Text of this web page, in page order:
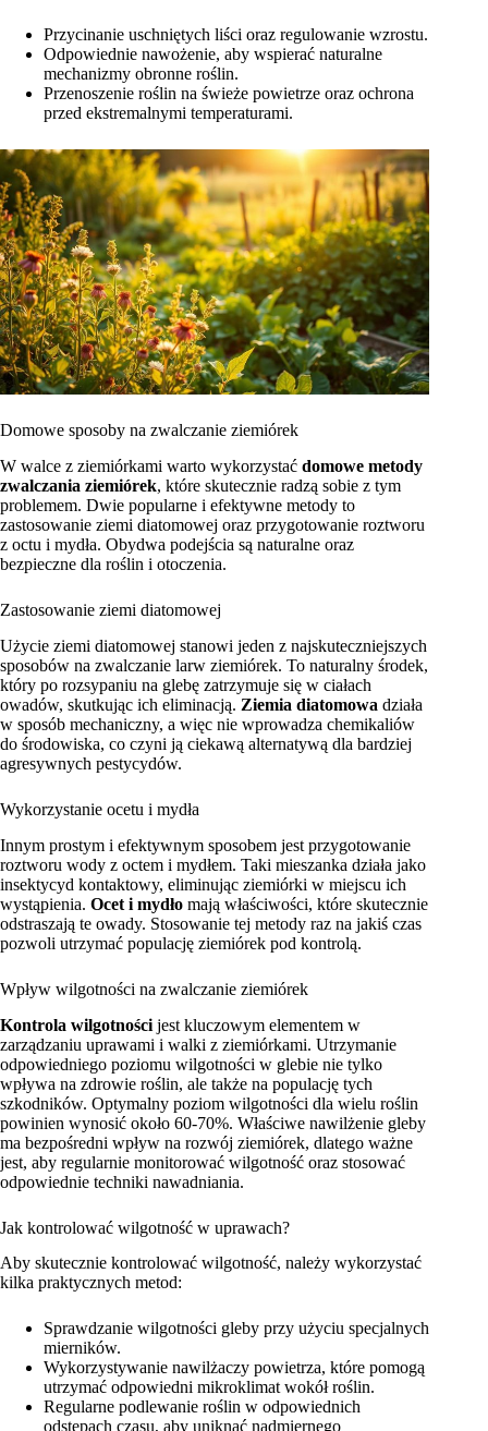
Przycinanie uschniętych liści oraz regulowanie wzrostu.
Odpowiednie nawożenie, aby wspierać naturalne
mechanizmy obronne roślin.
Przenoszenie roślin na świeże powietrze oraz ochrona
przed ekstremalnymi temperaturami.
Domowe sposoby na zwalczanie ziemiórek
W walce z ziemiórkami warto wykorzystać domowe metody
zwalczania ziemiórek, które skutecznie radzą sobie z tym
problemem. Dwie popularne i efektywne metody to
zastosowanie ziemi diatomowej oraz przygotowanie roztworu
z octu i mydła. Obydwa podejścia są naturalne oraz
bezpieczne dla roślin i otoczenia.
Zastosowanie ziemi diatomowej
Użycie ziemi diatomowej stanowi jeden z najskuteczniejszych
sposobów na zwalczanie larw ziemiórek. To naturalny środek,
który po rozsypaniu na glebę zatrzymuje się w ciałach
owadów, skutkując ich eliminacją. Ziemia diatomowa działa
w sposób mechaniczny, a więc nie wprowadza chemikaliów
do środowiska, co czyni ją ciekawą alternatywą dla bardziej
agresywnych pestycydów.
Wykorzystanie ocetu i mydła
Innym prostym i efektywnym sposobem jest przygotowanie
roztworu wody z octem i mydłem. Taki mieszanka działa jako
insektycyd kontaktowy, eliminując ziemiórki w miejscu ich
wystąpienia. Ocet i mydło mają właściwości, które skutecznie
odstraszają te owady. Stosowanie tej metody raz na jakiś czas
pozwoli utrzymać populację ziemiórek pod kontrolą.
Wpływ wilgotności na zwalczanie ziemiórek
Kontrola wilgotności jest kluczowym elementem w
zarządzaniu uprawami i walki z ziemiórkami. Utrzymanie
odpowiedniego poziomu wilgotności w glebie nie tylko
wpływa na zdrowie roślin, ale także na populację tych
szkodników. Optymalny poziom wilgotności dla wielu roślin
powinien wynosić około 60-70%. Właściwe nawilżenie gleby
ma bezpośredni wpływ na rozwój ziemiórek, dlatego ważne
jest, aby regularnie monitorować wilgotność oraz stosować
odpowiednie techniki nawadniania.
Jak kontrolować wilgotność w uprawach?
Aby skutecznie kontrolować wilgotność, należy wykorzystać
kilka praktycznych metod:
Sprawdzanie wilgotności gleby przy użyciu specjalnych
mierników.
Wykorzystywanie nawilżaczy powietrza, które pomogą
utrzymać odpowiedni mikroklimat wokół roślin.
Regularne podlewanie roślin w odpowiednich
odstępach czasu, aby uniknąć nadmiernego